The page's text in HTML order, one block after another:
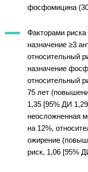
фосфомицина
Факторами
назначение ≥3
относительный
назначение
относительный
75 лет
1,35 [95% ДИ
неосложненная
на 12%,
ожирение
риск, 1,06 [95%